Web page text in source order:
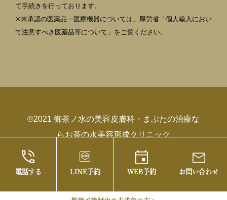
電話する LINE予約 WEB予約 お問い合わせ
て手続きを行っております。
※未承認の医薬品・医療機器については、厚労省「個人輸入におい
て注意すべき医薬品等について」をご覧ください。
©2021 御茶ノ水の美容皮膚科・まぶたの治療な
らお茶の水美容形成クリニック